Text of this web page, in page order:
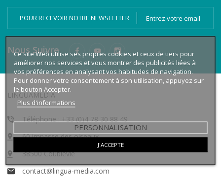
Ce site Web utilise ses propres cookies et ceux de tiers pour
améliorer nos services et vous montrer des publicités liées à
vos préférences en analysant vos habitudes de navigation.
Pour donner votre consentement à son utilisation, appuyez sur
le bouton Accepter.
Plus d'informations
PERSONNALISATION
J'ACCEPTE
POUR RECEVOIR NOTRE NEWSLETTER
Nous Suivre
LINGUAMEDIA
Téléphone : +33 (0)4 78 30 88 49
60 impasse des oiseaux
38500 Coublevie
contact@lingua-media.com